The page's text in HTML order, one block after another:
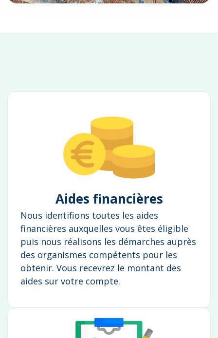
Aides financières
Nous identifions toutes les aides
financières auxquelles vous êtes éligible
puis nous réalisons les démarches auprès
des organismes compétents pour les
obtenir. Vous recevrez le montant des
aides sur votre compte.